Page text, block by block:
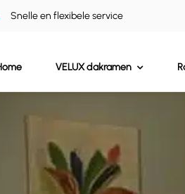
Snelle en flexibele service
VELUX dakramen